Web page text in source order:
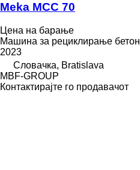
Meka MCC 70
Цена на барање
Машина за рециклирање бетон
2023
Словачка, Bratislava
MBF-GROUP
Контактирајте го продавачот